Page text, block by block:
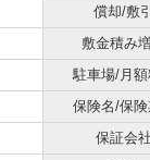
償却/敷
敷金積み
駐車場/月
保険名/保
保証会